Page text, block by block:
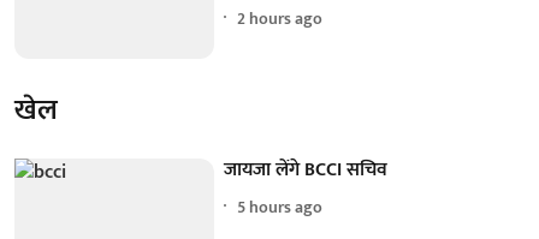
2 hours ago
खेल
जायजा लेंगे BCCI सचिव
5 hours ago